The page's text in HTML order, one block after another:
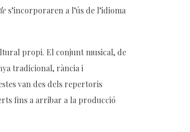
s’incorporaren a l’ús de l’idioma
propi. El conjunt musical, de
tradicional, rància i
van des dels repertoris
fins a arribar a la producció